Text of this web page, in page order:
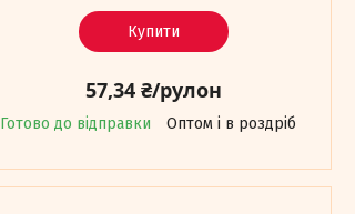
Купити
57,34 ₴/рулон
Готово до відправки Оптом і в роздріб